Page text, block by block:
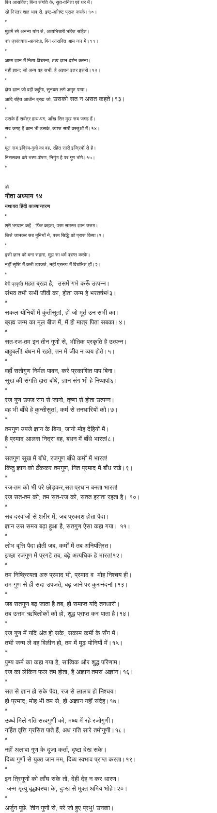
बिन आसक्ति; बिना संगति के, सुत-वनिता एवं घर में।
रहे निरंतर शांत भाव से, इष्ट-अनिष्ट प्राप्त करके।१०।
*
मुझमें रमे अनन्य योग से, अव्यभिचारी भक्ति सहित।
कर एकांतवास-आकांक्षा, बिन आसक्ति आम जन में।११।
*
आत्म ज्ञान में नित्य विचरना, तत्व ज्ञान दर्शन करना।
यही ज्ञान; जो अन्य वह सभी, है अज्ञान इतर इससे।१२।
*
ज्ञेय ज्ञान जो वही कहूँगा, सुनकर लगे अमृत पाया।
आदि रहित आधीन ब्रह्म जो,उसकोसत न असत कहते।१३।
*
उसके हैं सर्वत्र हाथ-पग, आँख सिर मुख सब जगह हैं।
सब जगह हैं कान भी उसके, व्याप्त सारी वस्तुओं में।१४।
*
मूल सब इंद्रिय-गुणों का वह, रहित सारी इन्द्रियों से है।
निरासक्त करे भरण-पोषण, निर्गुण है पर गुण भोगे।१५।
*
ॐ
गीता अध्याय १४
यथावत हिंदी काव्यान्तरण
*
श्री भगवान कहें : 'फिर कहता, परम समस्त ज्ञान उत्तम।
जिसे जानकर सब मुनियों ने, परम सिद्धि को प्राप्त किया।१।
*
इसी ज्ञान को बना सहारा, मुझ सा धर्म प्राप्त करके।
नहीं सृष्टि में कभी उपजते, नहीं प्रलय में विचलित हों।२।
*
मेरी प्रकृतिमहत ब्रह्म है,उसमें गर्भ करूँ उत्पन्न।
संभव तभी सभी जीवों का, होता जन्म हे भरतर्षभ!३।
*
सकल योनियों में कुंतीसुत!, हों जो मूर्त उन सभी का।
ब्रह्म जन्म का मूल बीज मैं, मैं ही मात्र पिता सबका।४।
*
सत-रज-तम इन तीन गुणों से, भौतिक प्रकृति है उत्पन्न।
बाहुबली! बंधन में रहते, तन में जीव न व्यय होते।५।
*
वहाँ सतोगुण निर्मल पावन, करे प्रकाशित पाप बिना।
सुख की संगति द्वारा बाँधे, ज्ञान संग भी हे निष्पाप!६।
*
रज गुण उपज राग से जानो, तृष्णा से होता उत्पन्न।
वह भी बाँधे हे कुन्तीसुत!, कर्म से तनधारियों को।७।
*
तमगुण उपजे ज्ञान के बिना, जानो मोह देहियों में।
है प्रमाद आलस निद्रा वह, बंधन में बाँधे भारत!८।
*
सतगुण सुख में बाँधे, रजगुण बाँधे कर्मों में भारत!
किंतु ज्ञानको ढँककरतमगुण, नित प्रमाद में बाँध रखे।९।
*
रज-तम को भी परे छोड़कर,सत प्रधान बनता भारत!
रज सत-तम को; तम सत-रज को, सतत हराता रहता है। १०।
*
सब दरवाजों से शरीर में, जब प्रकाश होता पैदा।
ज्ञान उस समय बढ़ा हुआ है, सतगुण ऐसा कहा गया। ११।
*
लोभ वृत्ति पैदा होती जब, कर्मों में तब अनियंत्रित।
इच्छा रजगुण में प्रगटे तब, बढ़े अत्यधिक हे भारत!१२।
*
तम निष्क्रियता अरु प्रमाद भी, प्रमाद व मोह निश्चय ही।
तम गुण से ही सदा उपजते, बढ़ जाने पर कुरुनंदन!।१३।
*
जब सतगुण बढ़ जाता है तब, हो समाप्त यदि तनधारी।
तब उत्तम ऋषिलोकों को हो, शुद्ध प्राप्त कर पाता है।१४।
*
रज गुण में यदि अंत हो सके, सकाम कर्मी के सँग में।
तभी जन्म ले वह विलीन हो, तम में मूढ़ योनियों में।१५।
*
पुण्य कर्म का कहा गया है, सात्विक और शुद्ध परिणाम।
रज का लेकिन फल तम होता, है अज्ञान तमस अज्ञान।१६।
*
सत से ज्ञान हो सके पैदा, रज से लालच हो निश्चय।
हो प्रमाद; मोह भी तम से; हो अज्ञान नहीं संदेह।१७।
*
ऊर्ध्व मिले गति सत्वगुणी को, मध्य में रहे रजोगुणी।
गर्हित वृत्ति ग्रसित पाते हैं, अध गति सारे तमोगुणी।१८।
*
नहीं अलावा गुण के दूजा कर्ता, दृष्टा देख सके।
दिव्य गुणों से युक्त जान मम, दिव्य स्वभाव प्राप्त करता।१९।
*
इन त्रिगुणों को लाँघ सके तो, देही देह न कर धारण।
जन्म मृत्यु वृद्धावस्था के, दुःख से मुक्त अमिय भोहे।२०।
*
अर्जुन पूछे: 'तीन गुणों से, परे जो हुए प्रभु! उनका।